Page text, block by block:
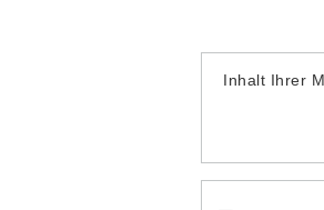
Inhalt Ihrer